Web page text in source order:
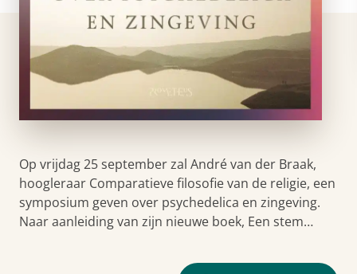
Op vrijdag 25 september zal André van der Braak,
hoogleraar Comparatieve filosofie van de religie, een
symposium geven over psychedelica en zingeving.
Naar aanleiding van zijn nieuwe boek, Een stem…